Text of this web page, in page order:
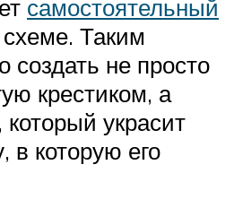
самостоятельный
Таким
создать не просто
крестиком, а
украсит
в которую его